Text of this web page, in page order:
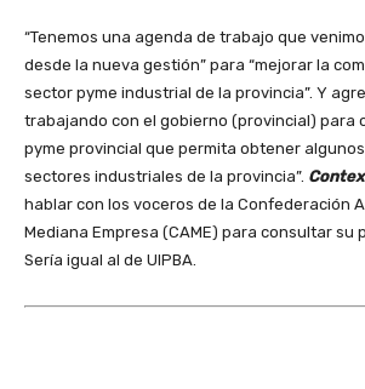
“Tenemos una agenda de trabajo que
desde la nueva gestión” para “mejorar la
sector pyme industrial de la provincia”. Y
trabajando con el gobierno (provincial) para
pyme provincial que permita obtener
sectores industriales de la provincia”.
hablar con los voceros de la Confederación
Mediana Empresa (CAME) para consultar su
Sería igual al de UIPBA.